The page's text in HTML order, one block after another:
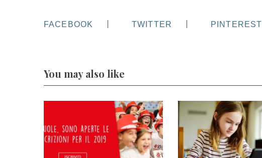
FACEBOOK TWITTER PINTEREST
You may also like